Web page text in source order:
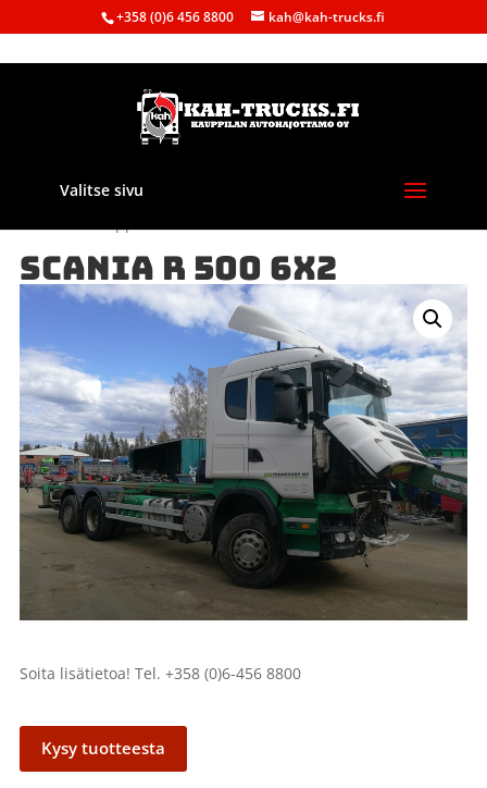
+358 (0)6 456 8800 kah@kah-trucks.fi
Valitse sivu
SCANIA R 500 6X2
Soita lisätietoa! Tel. +358 (0)6-456 8800
Kysy tuotteesta